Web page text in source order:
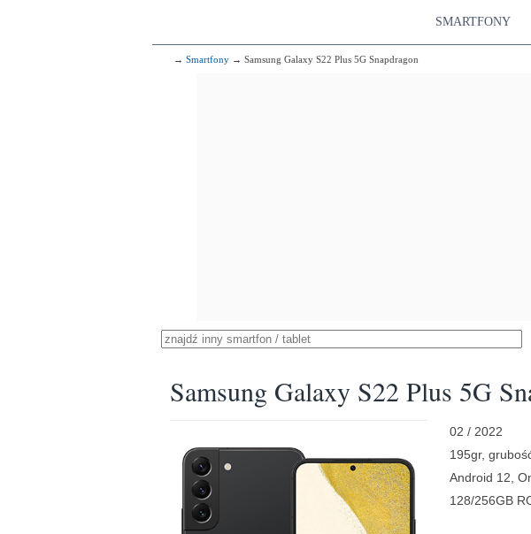
SMARTFONY
→ Smartfony → Samsung Galaxy S22 Plus 5G Snapdragon
Samsung Galaxy S22 Plus 5G
02 / 2022
195gr,
Android 12,
128/256GB